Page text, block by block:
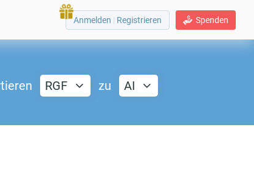
Spenden
Anmelden | Registrieren
RGF zu AI